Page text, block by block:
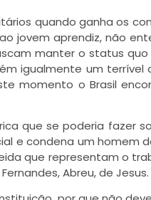
quando ganha os
jovem aprendiz, não
manter o status quo
igualmente um terrível
momento o Brasil
que se poderia fazer
e condena um homem
que representam o
Abreu, de Jesus.